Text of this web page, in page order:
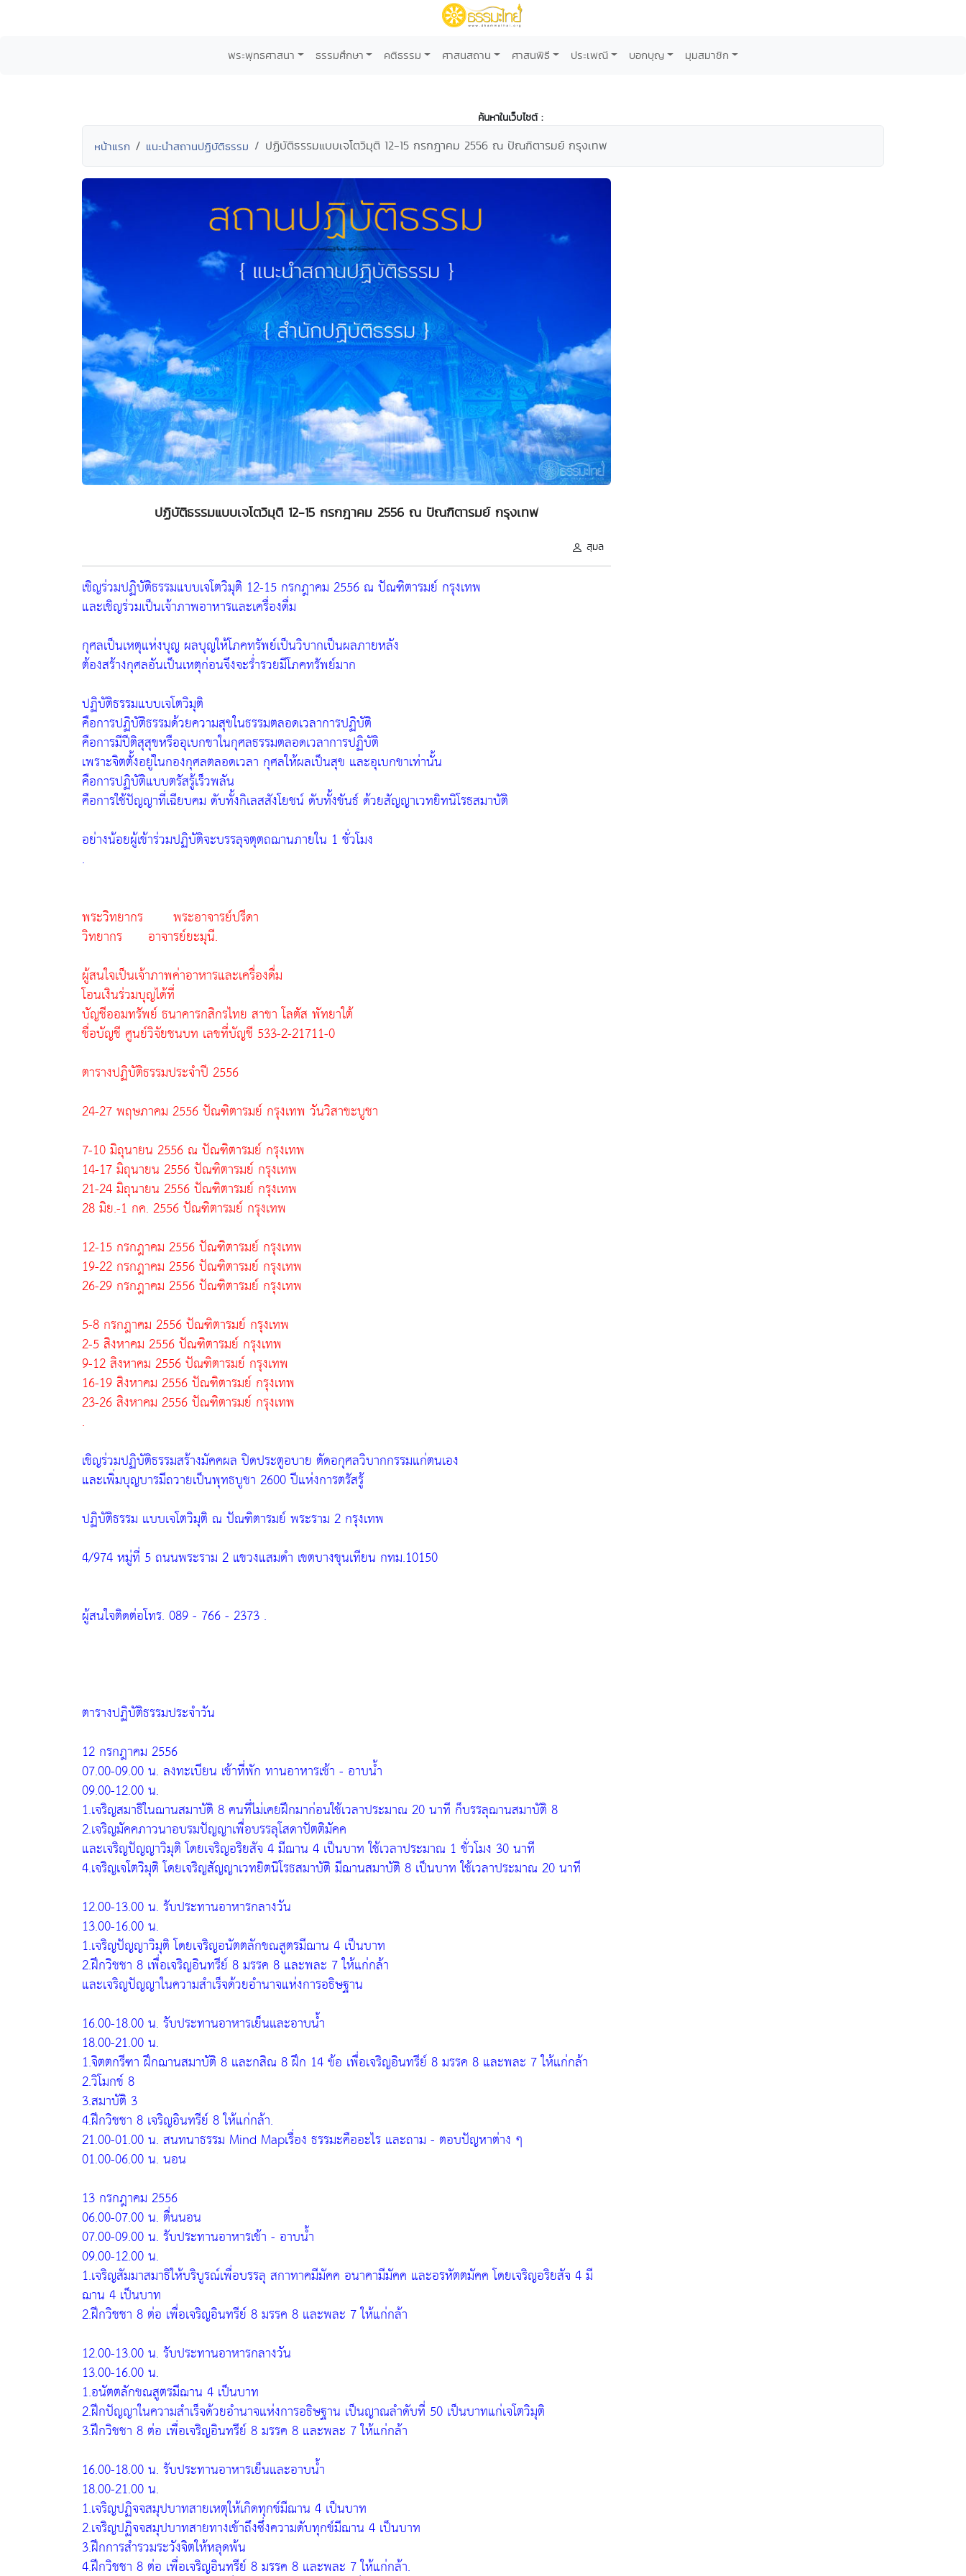
พระพุทธศาสนา ธรรมศึกษา คติธรรม ศาสนสถาน ศาสนพิธี ประเพณี บอกบุญ มุมสมาชิก
ค้นหาในเว็บไซต์ :
หน้าแรก แนะนำสถานปฏิบัติธรรม ปฏิบัติธรรมแบบเจโตวิมุติ 12-15 กรกฎาคม 2556 ณ ปัณฑิตารมย์ กรุงเทพ
ปฏิบัติธรรมแบบเจโตวิมุติ 12-15 กรกฎาคม 2556 ณ ปัณฑิตารมย์ กรุงเทพ
สุมล
เชิญร่วมปฏิบัติธรรมแบบเจโตวิมุติ 12-15 กรกฎาคม 2556 ณ ปัณฑิตารมย์ กรุงเทพ
และเชิญร่วมเป็นเจ้าภาพอาหารและเครื่องดื่ม
กุศลเป็นเหตุแห่งบุญ ผลบุญให้โภคทรัพย์เป็นวิบากเป็นผลภายหลัง
ต้องสร้างกุศลอันเป็นเหตุก่อนจึงจะร่ำรวยมีโภคทรัพย์มาก
ปฏิบัติธรรมแบบเจโตวิมุติ
คือการปฏิบัติธรรมด้วยความสุขในธรรมตลอดเวลาการปฏิบัติ
คือการมีปีติสุสุขหรืออุเบกขาในกุศลธรรมตลอดเวลาการปฏิบัติ
เพราะจิตตั้งอยู่ในกองกุศลตลอดเวลา กุศลให้ผลเป็นสุข และอุเบกขาเท่านั้น
คือการปฏิบัติแบบตรัสรู้เร็วพลัน
คือการใช้ปัญญาที่เฉียบคม ดับทั้งกิเลสสังโยชน์ ดับทั้งขันธ์ ด้วยสัญญาเวทยิทนิโรธสมาบัติ
อย่างน้อยผู้เข้าร่วมปฏิบัติจะบรรลุจตุตถฌานภายใน 1 ชั่วโมง
.
พระวิทยากร พระอาจารย์ปรีดา
วิทยากร อาจารย์ยะมุนี.
ผู้สนใจเป็นเจ้าภาพค่าอาหารและเครื่องดื่ม
โอนเงินร่วมบุญได้ที่
บัญชีออมทรัพย์ ธนาคารกสิกรไทย สาขา โลตัส พัทยาใต้
ชื่อบัญชี ศูนย์วิจัยชนบท เลขที่บัญชี 533-2-21711-0
ตารางปฏิบัติธรรมประจำปี 2556
24-27 พฤษภาคม 2556 ปัณฑิตารมย์ กรุงเทพ วันวิสาขะบูชา
7-10 มิถุนายน 2556 ณ ปัณฑิตารมย์ กรุงเทพ
14-17 มิถุนายน 2556 ปัณฑิตารมย์ กรุงเทพ
21-24 มิถุนายน 2556 ปัณฑิตารมย์ กรุงเทพ
28 มิย.-1 กค. 2556 ปัณฑิตารมย์ กรุงเทพ
12-15 กรกฎาคม 2556 ปัณฑิตารมย์ กรุงเทพ
19-22 กรกฎาคม 2556 ปัณฑิตารมย์ กรุงเทพ
26-29 กรกฎาคม 2556 ปัณฑิตารมย์ กรุงเทพ
5-8 กรกฎาคม 2556 ปัณฑิตารมย์ กรุงเทพ
2-5 สิงหาคม 2556 ปัณฑิตารมย์ กรุงเทพ
9-12 สิงหาคม 2556 ปัณฑิตารมย์ กรุงเทพ
16-19 สิงหาคม 2556 ปัณฑิตารมย์ กรุงเทพ
23-26 สิงหาคม 2556 ปัณฑิตารมย์ กรุงเทพ
.
เชิญร่วมปฏิบัติธรรมสร้างมัคคผล ปิดประตูอบาย ตัดอกุศลวิบากกรรมแก่ตนเอง
และเพิ่มบุญบารมีถวายเป็นพุทธบูชา 2600 ปีแห่งการตรัสรู้
ปฏิบัติธรรม แบบเจโตวิมุติ ณ ปัณฑิตารมย์ พระราม 2 กรุงเทพ
4/974 หมู่ที่ 5 ถนนพระราม 2 แขวงแสมดำ เขตบางขุนเทียน กทม.10150
ผู้สนใจติดต่อโทร. 089 - 766 - 2373 .
ตารางปฏิบัติธรรมประจำวัน
12 กรกฎาคม 2556
07.00-09.00 น. ลงทะเบียน เข้าที่พัก ทานอาหารเช้า - อาบน้ำ
09.00-12.00 น.
1.เจริญสมาธิในฌานสมาบัติ 8 คนที่ไม่เคยฝึกมาก่อนใช้เวลาประมาณ 20 นาที ก็บรรลุฌานสมาบัติ 8
2.เจริญมัคคภาวนาอบรมปัญญาเพื่อบรรลุโสดาปัตติมัคค
และเจริญปัญญาวิมุติ โดยเจริญอริยสัจ 4 มีฌาน 4 เป็นบาท ใช้เวลาประมาณ 1 ชั่วโมง 30 นาที
4.เจริญเจโตวิมุติ โดยเจริญสัญญาเวทยิตนิโรธสมาบัติ มีฌานสมาบัติ 8 เป็นบาท ใช้เวลาประมาณ 20 นาที
12.00-13.00 น. รับประทานอาหารกลางวัน
13.00-16.00 น.
1.เจริญปัญญาวิมุติ โดยเจริญอนัตตลักขณสูตรมีฌาน 4 เป็นบาท
2.ฝึกวิชชา 8 เพื่อเจริญอินทรีย์ 8 มรรค 8 และพละ 7 ให้แก่กล้า
และเจริญปัญญาในความสำเร็จด้วยอำนาจแห่งการอธิษฐาน
16.00-18.00 น. รับประทานอาหารเย็นและอาบน้ำ
18.00-21.00 น.
1.จิตตกรีฑา ฝึกฌานสมาบัติ 8 และกสิณ 8 ฝึก 14 ข้อ เพื่อเจริญอินทรีย์ 8 มรรค 8 และพละ 7 ให้แก่กล้า
2.วิโมกข์ 8
3.สมาบัติ 3
4.ฝึกวิชชา 8 เจริญอินทรีย์ 8 ให้แก่กล้า.
21.00-01.00 น. สนทนาธรรม Mind Mapเรื่อง ธรรมะคืออะไร และถาม - ตอบปัญหาต่าง ๆ
01.00-06.00 น. นอน
13 กรกฎาคม 2556
06.00-07.00 น. ตื่นนอน
07.00-09.00 น. รับประทานอาหารเช้า - อาบน้ำ
09.00-12.00 น.
1.เจริญสัมมาสมาธิให้บริบูรณ์เพื่อบรรลุ สกาทาคมีมัคค อนาคามีมัคค และอรหัตตมัคค โดยเจริญอริยสัจ 4 มี
ฌาน 4 เป็นบาท
2.ฝึกวิชชา 8 ต่อ เพื่อเจริญอินทรีย์ 8 มรรค 8 และพละ 7 ให้แก่กล้า
12.00-13.00 น. รับประทานอาหารกลางวัน
13.00-16.00 น.
1.อนัตตลักขณสูตรมีฌาน 4 เป็นบาท
2.ฝึกปัญญาในความสำเร็จด้วยอำนาจแห่งการอธิษฐาน เป็นญาณลำดับที่ 50 เป็นบาทแก่เจโตวิมุติ
3.ฝึกวิชชา 8 ต่อ เพื่อเจริญอินทรีย์ 8 มรรค 8 และพละ 7 ให้แก่กล้า
16.00-18.00 น. รับประทานอาหารเย็นและอาบน้ำ
18.00-21.00 น.
1.เจริญปฏิจจสมุปบาทสายเหตุให้เกิดทุกข์มีฌาน 4 เป็นบาท
2.เจริญปฏิจจสมุปบาทสายทางเข้าถึงซึ่งความดับทุกข์มีฌาน 4 เป็นบาท
3.ฝึกการสำรวมระวังจิตให้หลุดพ้น
4.ฝึกวิชชา 8 ต่อ เพื่อเจริญอินทรีย์ 8 มรรค 8 และพละ 7 ให้แก่กล้า.